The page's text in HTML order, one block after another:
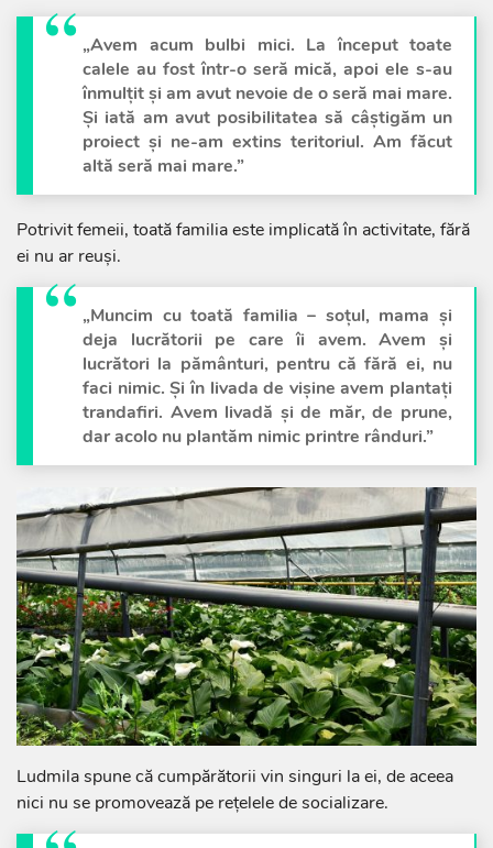
„Avem acum bulbi mici. La început toate
calele au fost într-o seră mică, apoi ele s-au
înmulțit și am avut nevoie de o seră mai mare.
Și iată am avut posibilitatea să câștigăm un
proiect și ne-am extins teritoriul. Am făcut
altă seră mai mare.”
Potrivit femeii, toată familia este implicată în activitate, fără
ei nu ar reuși.
„Muncim cu toată familia – soțul, mama și
deja lucrătorii pe care îi avem. Avem și
lucrători la pământuri, pentru că fără ei, nu
faci nimic. Și în livada de vișine avem plantați
trandafiri. Avem livadă și de măr, de prune,
dar acolo nu plantăm nimic printre rânduri.”
Ludmila spune că cumpărătorii vin singuri la ei, de aceea
nici nu se promovează pe rețelele de socializare.